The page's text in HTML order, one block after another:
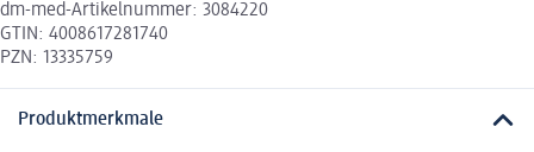
dm-med-Artikelnummer: 3084220
GTIN: 4008617281740
PZN: 13335759
Produktmerkmale